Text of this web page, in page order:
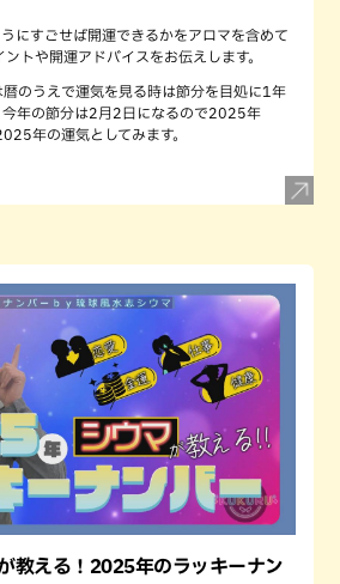
にすごせば開運できるかをアロマを含めて
トや開運アドバイスをお伝えします。
暦のうえで運気を見る時は節分を目処に1年
今年の節分は2月2日になるので2025年
年の運気としてみます。
教える！2025年のラッキーナン